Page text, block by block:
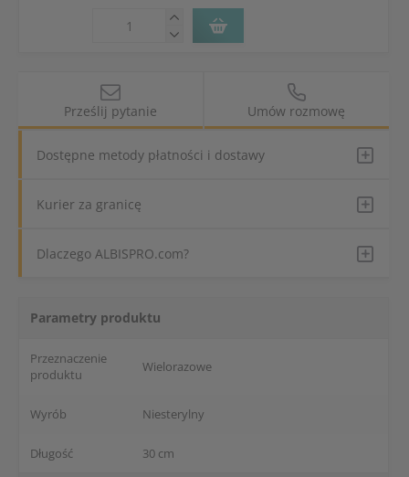
Prześlij pytanie Umów rozmowę
Dostępne metody płatności i dostawy
Kurier za granicę
Dlaczego ALBISPRO.com?
Parametry produktu
Przeznaczenie
produktu
Wielorazowe
Wyrób Niesterylny
Długość 30 cm